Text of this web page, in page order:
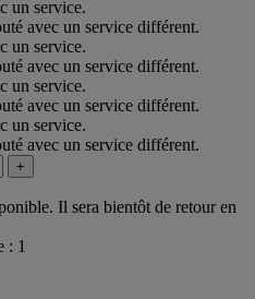
un service.
avec un service différent.
un service.
avec un service différent.
un service.
avec un service différent.
un service.
avec un service différent.
+
Il sera bientôt de retour en
: 1